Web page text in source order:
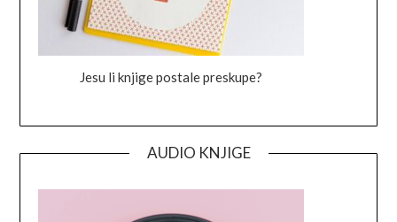
Jesu li knjige postale preskupe?
AUDIO KNJIGE